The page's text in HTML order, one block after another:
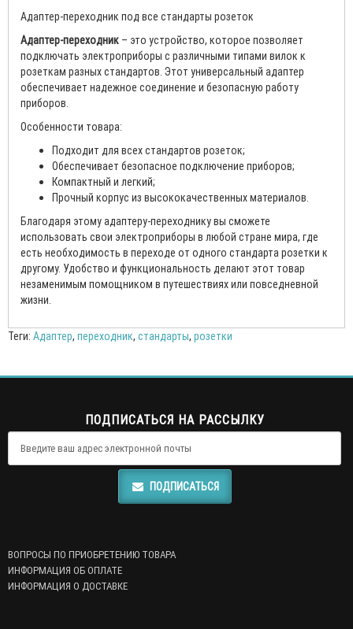
Адаптер-переходник под все стандарты розеток
Адаптер-переходник – это устройство, которое позволяет
подключать электроприборы с различными типами вилок к
розеткам разных стандартов. Этот универсальный адаптер
обеспечивает надежное соединение и безопасную работу
приборов.
Особенности товара:
Подходит для всех стандартов розеток;
Обеспечивает безопасное подключение приборов;
Компактный и легкий;
Прочный корпус из высококачественных материалов.
Благодаря этому адаптеру-переходнику вы сможете
использовать свои электроприборы в любой стране мира, где
есть необходимость в переходе от одного стандарта розетки к
другому. Удобство и функциональность делают этот товар
незаменимым помощником в путешествиях или повседневной
жизни.
Теги: Адаптер, переходник, стандарты, розетки
ПОДПИСАТЬСЯ НА РАССЫЛКУ
ПОДПИСАТЬСЯ
ВОПРОСЫ ПО ПРИОБРЕТЕНИЮ ТОВАРА
ИНФОРМАЦИЯ ОБ ОПЛАТЕ
ИНФОРМАЦИЯ О ДОСТАВКЕ